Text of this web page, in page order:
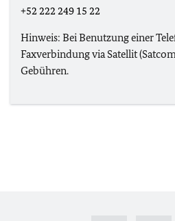
+52 222 249 15 22
Hinweis: Bei Benutzung einer
Faxverbindung via Satellit
Gebühren.